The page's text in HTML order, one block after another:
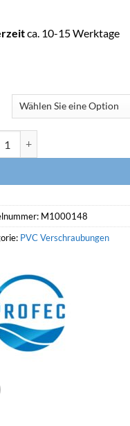
ca. 10-15 Werktage
M1000148
PVC Verschraubungen